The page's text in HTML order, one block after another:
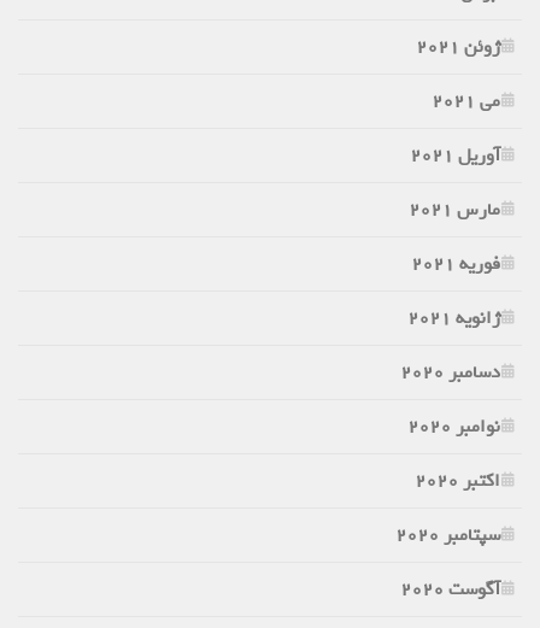
ژوئن 2021
می 2021
آوریل 2021
مارس 2021
فوریه 2021
ژانویه 2021
دسامبر 2020
نوامبر 2020
اکتبر 2020
سپتامبر 2020
آگوست 2020